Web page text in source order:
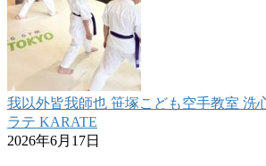
我以外皆我師也 笹塚こども空手教室 洗
ラテ KARATE
2026年6月17日